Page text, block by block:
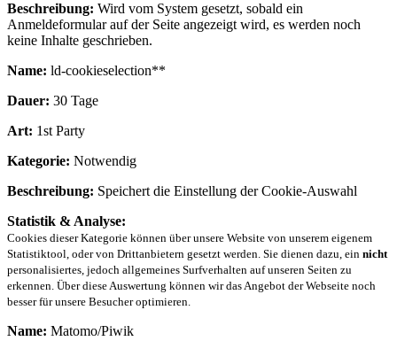
Beschreibung: Wird vom System gesetzt, sobald ein
Anmeldeformular auf der Seite angezeigt wird, es werden noch
keine Inhalte geschrieben.
Name: ld-cookieselection**
Dauer: 30 Tage
Art: 1st Party
Kategorie: Notwendig
Beschreibung: Speichert die Einstellung der Cookie-Auswahl
Statistik & Analyse:
Cookies dieser Kategorie können über unsere Website von unserem eigenem
Statistiktool, oder von Drittanbietern gesetzt werden. Sie dienen dazu, ein nicht
personalisiertes, jedoch allgemeines Surfverhalten auf unseren Seiten zu
erkennen. Über diese Auswertung können wir das Angebot der Webseite noch
besser für unsere Besucher optimieren.
Name: Matomo/Piwik